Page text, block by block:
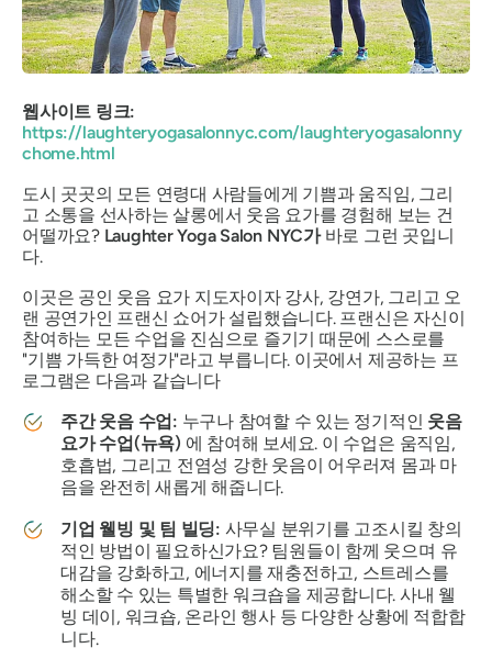
웹사이트 링크:
https://laughteryogasalonnyc.com/laughteryogasalonny
chome.html
도시 곳곳의 모든 연령대 사람들에게 기쁨과 움직임, 그리
고 소통을 선사하는 살롱에서 웃음 요가를 경험해 보는 건
어떨까요? Laughter Yoga Salon NYC가 바로 그런 곳입니
다.
이곳은 공인 웃음 요가 지도자이자 강사, 강연가, 그리고 오
랜 공연가인 프랜신 쇼어가 설립했습니다. 프랜신은 자신이
참여하는 모든 수업을 진심으로 즐기기 때문에 스스로를
"기쁨 가득한 여정가"라고 부릅니다. 이곳에서 제공하는 프
로그램은 다음과 같습니다
주간 웃음 수업: 누구나 참여할 수 있는 정기적인 웃음
요가 수업(뉴욕) 에 참여해 보세요. 이 수업은 움직임,
호흡법, 그리고 전염성 강한 웃음이 어우러져 몸과 마
음을 완전히 새롭게 해줍니다.
기업 웰빙 및 팀 빌딩: 사무실 분위기를 고조시킬 창의
적인 방법이 필요하신가요? 팀원들이 함께 웃으며 유
대감을 강화하고, 에너지를 재충전하고, 스트레스를
해소할 수 있는 특별한 워크숍을 제공합니다. 사내 웰
빙 데이, 워크숍, 온라인 행사 등 다양한 상황에 적합합
니다.